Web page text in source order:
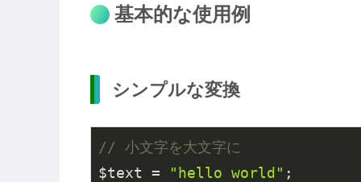
基本的な使用例
シンプルな変換
// 小文字を大文字に
$text =
"hello world"